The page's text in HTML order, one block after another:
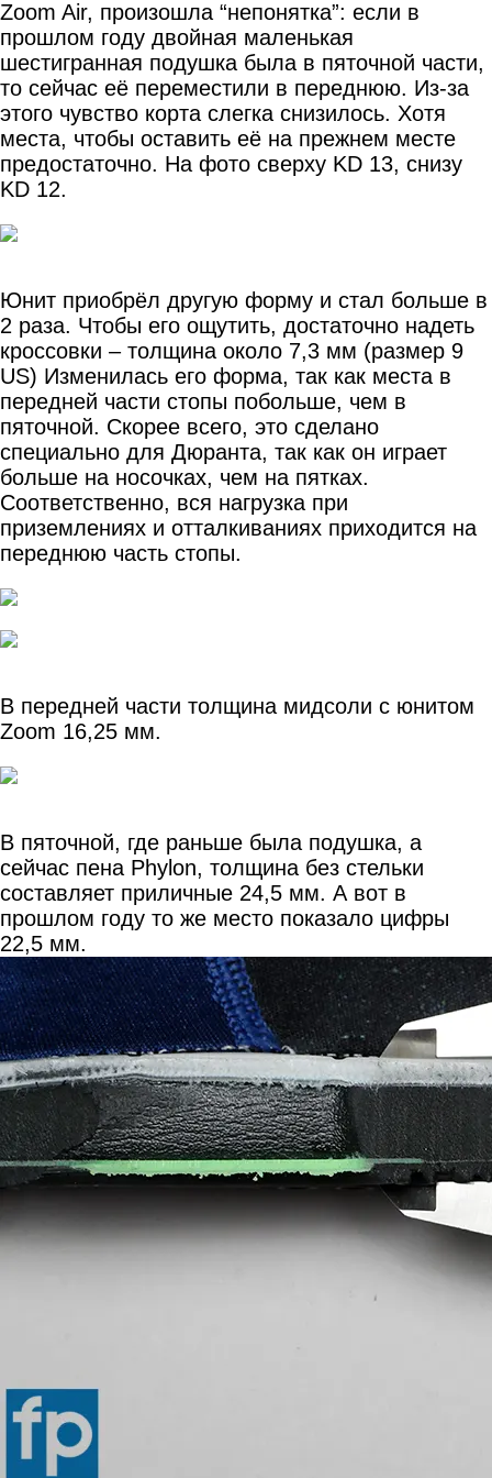
Zoom Air, произошла “непонятка”: если в
прошлом году двойная маленькая
шестигранная подушка была в пяточной части,
то сейчас её переместили в переднюю. Из-за
этого чувство корта слегка снизилось. Хотя
места, чтобы оставить её на прежнем месте
предостаточно. На фото сверху KD 13, снизу
KD 12.
Юнит приобрёл другую форму и стал больше в
2 раза. Чтобы его ощутить, достаточно надеть
кроссовки – толщина около 7,3 мм (размер 9
US) Изменилась его форма, так как места в
передней части стопы побольше, чем в
пяточной. Скорее всего, это сделано
специально для Дюранта, так как он играет
больше на носочках, чем на пятках.
Соответственно, вся нагрузка при
приземлениях и отталкиваниях приходится на
переднюю часть стопы.
В передней части толщина мидсоли с юнитом
Zoom 16,25 мм.
В пяточной, где раньше была подушка, а
сейчас пена Phylon, толщина без стельки
составляет приличные 24,5 мм. А вот в
прошлом году то же место показало цифры
22,5 мм.